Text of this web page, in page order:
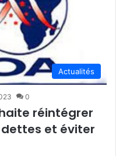
Actualités
0
réintégrer
dettes et éviter